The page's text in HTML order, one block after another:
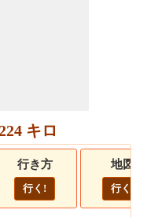
キロ
行き方
行く!
地図
行く!